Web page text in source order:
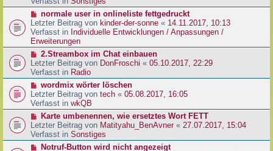
a
g
i
r
a
g
e
r
B
e
i
r
a
g
N
e
u
e
r
B
e
i
r
a
g
normale user in onlineliste fettgedruckt
Letzter Beitrag von kinder-der-sonne « 14.11.2017, 10:13
Verfasst in Individuelle Entwicklungen / Anpassungen /
Erweiterungen
N
e
u
e
r
B
e
t
r
a
2.Streambox im Chat einbauen
Letzter Beitrag von DonFroschi « 05.10.2017, 22:29
Verfasst in Radio
N
e
u
e
r
B
e
wordmix wörter löschen
Letzter Beitrag von tech « 05.08.2017, 16:05
Verfasst in wkQB
N
e
u
e
Karte umbenennen, wie ersetztes Wort FETT
Letzter Beitrag von Matityahu_BenAvner « 27.07.2017, 15:04
Verfasst in Sonstiges
NNotruf-Button wird nicht angezeigt